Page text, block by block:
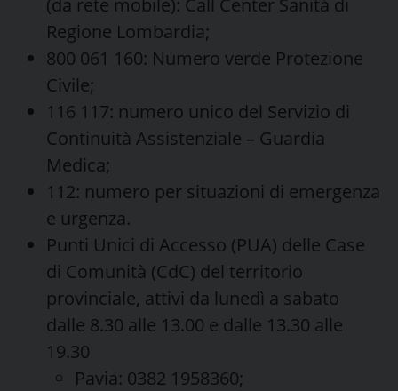
Regione Lombardia;
800 061 160: Numero verde Protezione
Civile;
116 117: numero unico del Servizio di
Continuità Assistenziale – Guardia
Medica;
112: numero per situazioni di emergenza
e urgenza.
Punti Unici di Accesso (PUA) delle Case
di Comunità (CdC) del territorio
provinciale, attivi da lunedì a sabato
dalle 8.30 alle 13.00 e dalle 13.30 alle
19.30
Pavia: 0382 1958360;